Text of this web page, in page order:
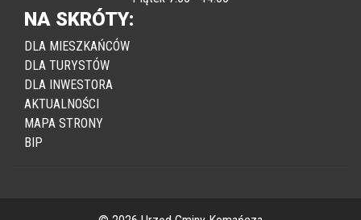
Piątek 7:00 - 14:00
NA SKRÓTY:
DLA MIESZKAŃCÓW
DLA TURYSTÓW
DLA INWESTORA
AKTUALNOŚCI
MAPA STRONY